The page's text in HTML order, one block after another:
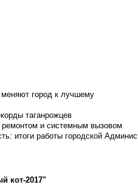
меняют город к лучшему
таганрожцев
ремонтом и системным вызовом
итоги работы городской
кот-2017"